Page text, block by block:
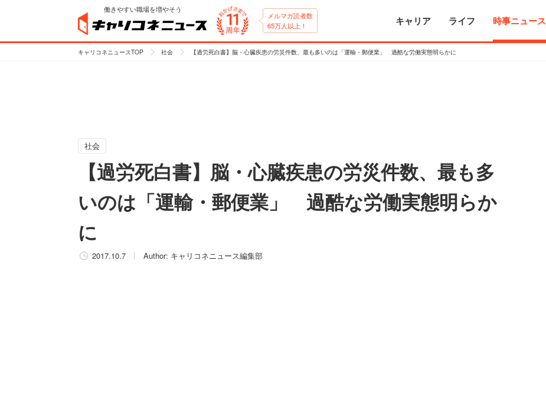
働きやすい職場を増やそう
メルマガ読者数
65万人以上！
キャリア ライフ 時事ニュース
キャリコネニュースTOP 社会 【過労死白書】脳・心臓疾患の労災件数、最も多いのは「運輸・郵便業」 過酷な労働実態明らかに
社会
【過労死白書】脳・心臓疾患の労災件数、最も多
いのは「運輸・郵便業」 過酷な労働実態明らか
に
2017.10.7 Author: キャリコネニュース編集部